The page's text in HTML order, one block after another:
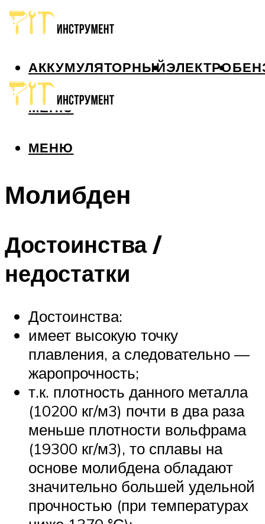
АККУМУЛЯТОРНЫЙЭЛЕКТРО
МЕНЮ
МЕНЮ
Молибден
Достоинства /
недостатки
Достоинства:
имеет высокую точку
плавления, а следовательно —
жаропрочность;
т.к. плотность данного металла
(10200 кг/м3) почти в два раза
меньше плотности вольфрама
(19300 кг/м3), то сплавы на
основе молибдена обладают
значительно большей удельной
прочностью (при температурах